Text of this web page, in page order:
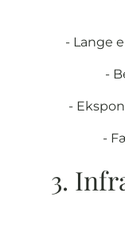
- Lange
-
-
-
3.